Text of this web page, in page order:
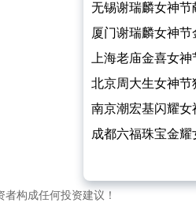
饰免费送
无锡谢瑞麟女神节
元带回家
厦门谢瑞麟女神
折起
上海老庙金喜女
安扣
北京周大生女神
赞免费领
南京潮宏基闪耀女
800
成都六福珠宝金
构成任何投资建议！